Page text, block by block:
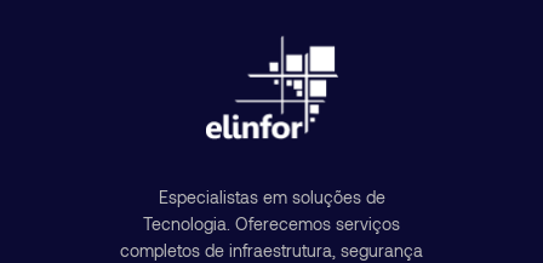
Especialistas em soluções de
Tecnologia. Oferecemos serviços
completos de infraestrutura, segurança